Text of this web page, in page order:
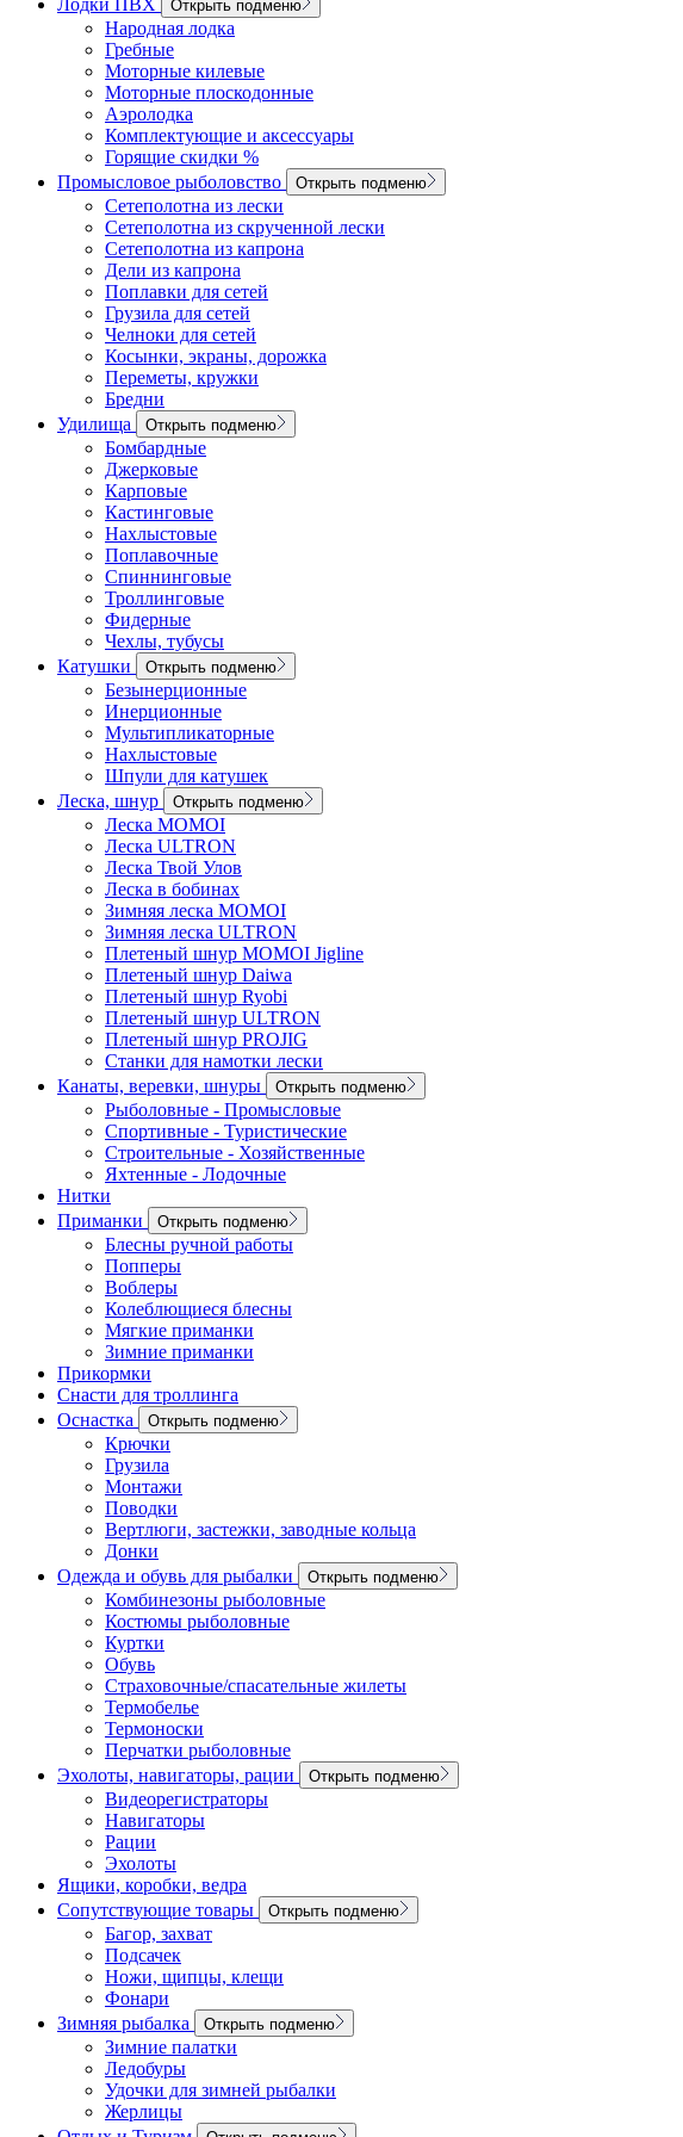
Открыть подменю
Народная лодка
Гребные
Моторные килевые
Моторные плоскодонные
Аэролодка
Комплектующие и аксессуары
Горящие скидки %
Промысловое рыболовство
Открыть подменю
Сетеполотна из лески
Сетеполотна из скрученной лески
Сетеполотна из капрона
Дели из капрона
Поплавки для сетей
Грузила для сетей
Челноки для сетей
Косынки, экраны, дорожка
Переметы, кружки
Бредни
Удилища
Открыть подменю
Бомбардные
Джерковые
Карповые
Кастинговые
Нахлыстовые
Поплавочные
Спиннинговые
Троллинговые
Фидерные
Чехлы, тубусы
Катушки
Открыть подменю
Безынерционные
Инерционные
Мультипликаторные
Нахлыстовые
Шпули для катушек
Леска, шнур
Открыть подменю
Леска MOMOI
Леска ULTRON
Леска Твой Улов
Леска в бобинах
Зимняя леска MOMOI
Зимняя леска ULTRON
Плетеный шнур MOMOI Jigline
Плетеный шнур Daiwa
Плетеный шнур Ryobi
Плетеный шнур ULTRON
Плетеный шнур PROJIG
Станки для намотки лески
Канаты, веревки, шнуры
Открыть подменю
Рыболовные - Промысловые
Спортивные - Туристические
Строительные - Хозяйственные
Яхтенные - Лодочные
Нитки
Приманки
Открыть подменю
Блесны ручной работы
Попперы
Воблеры
Колеблющиеся блесны
Мягкие приманки
Зимние приманки
Прикормки
Снасти для троллинга
Оснастка
Открыть подменю
Крючки
Грузила
Монтажи
Поводки
Вертлюги, застежки, заводные кольца
Донки
Одежда и обувь для рыбалки
Открыть подменю
Комбинезоны рыболовные
Костюмы рыболовные
Куртки
Обувь
Страховочные/спасательные жилеты
Термобелье
Термоноски
Перчатки рыболовные
Эхолоты, навигаторы, рации
Открыть подменю
Видеорегистраторы
Навигаторы
Рации
Эхолоты
Ящики, коробки, ведра
Сопутствующие товары
Открыть подменю
Багор, захват
Подсачек
Ножи, щипцы, клещи
Фонари
Зимняя рыбалка
Открыть подменю
Зимние палатки
Ледобуры
Удочки для зимней рыбалки
Жерлицы